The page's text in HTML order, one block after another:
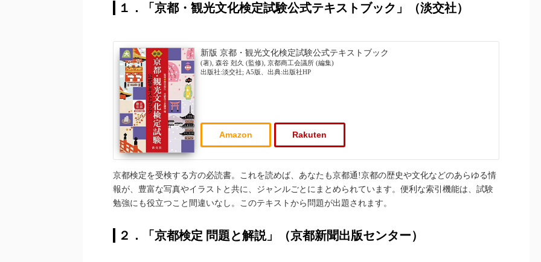
１．「京都・観光文化検定試験公式テキストブック」（淡交社）
新版 京都・観光文化検定試験公式テキストブック
(著), 森谷 尅久 (監修), 京都商工会議所 (編集)
出版社:淡交社; A5版、出典:出版社HP
Amazon Rakuten
京都検定を受検する方の必読書。これを読めば、あなたも京都通!京都の歴史や文化などのあらゆる情
報が、豊富な写真やイラストと共に、ジャンルごとにまとめられています。便利な索引機能は、試験
勉強にも役立つこと間違いなし。このテキストから問題が出題されます。
２．「京都検定 問題と解説」（京都新聞出版センター）